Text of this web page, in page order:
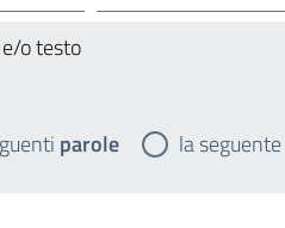
o testo
parole la seguente